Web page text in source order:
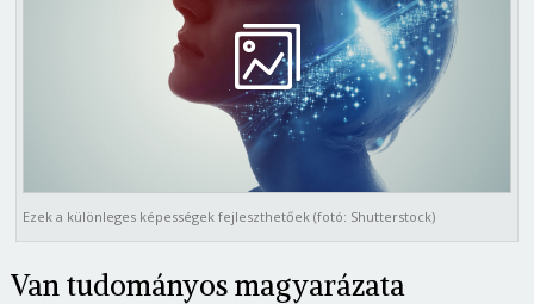
Ezek a különleges képességek fejleszthetőek (fotó: Shutterstock)
Van tudományos magyarázata